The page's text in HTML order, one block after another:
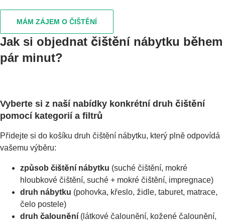
MÁM ZÁJEM O ČIŠTĚNÍ
Jak si objednat čištění nábytku během
pár minut?
Vyberte si z naší nabídky konkrétní druh čištění
pomocí kategorií a filtrů
Přidejte si do košíku druh čištění nábytku, který plně odpovídá
vašemu výběru:
způsob čištění nábytku (suché čištění, mokré
hloubkové čištění, suché + mokré čištění, impregnace)
druh nábytku (pohovka, křeslo, židle, taburet, matrace,
čelo postele)
druh čalounění (látkové čalounění, kožené čalounění,